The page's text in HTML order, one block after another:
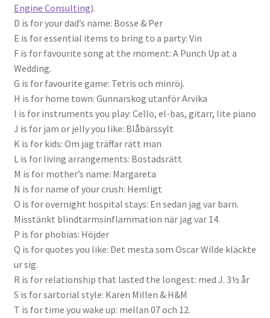
Engine Consulting).
D is for your dad’s name: Bosse & Per
E is for essential items to bring to a party: Vin
F is for favourite song at the moment: A Punch Up at a
Wedding.
G is for favourite game: Tetris och minröj.
H is for home town: Gunnarskog utanför Arvika
I is for instruments you play: Cello, el-bas, gitarr, lite piano
J is for jam or jelly you like: Blåbärssylt
K is for kids: Om jag träffar rätt man
L is for living arrangements: Bostadsrätt
M is for mother’s name: Margareta
N is for name of your crush: Hemligt
O is for overnight hospital stays: En sedan jag var barn.
Misstänkt blindtarmsinflammation när jag var 14.
P is for phobias: Höjder
Q is for quotes you like: Det mesta som Oscar Wilde kläckte
ur sig.
R is for relationship that lasted the longest: med J. 3½ år
S is for sartorial style: Karen Millen & H&M
T is for time you wake up: mellan 07 och 12.